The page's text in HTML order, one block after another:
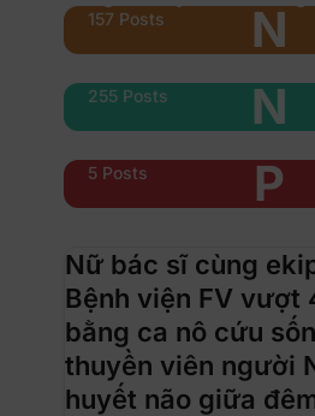
N
157 Posts
N
255 Posts
P
5 Posts
Nữ bác sĩ cùng
Bệnh viện FV vượt
bằng ca nô cứu
thuyền viên người
huyết não giữa